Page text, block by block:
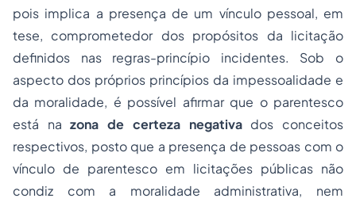
pois implica a presença de um vínculo pessoal, em
tese, comprometedor dos propósitos da licitação
definidos nas regras-princípio incidentes. Sob o
aspecto dos próprios princípios da impessoalidade e
da moralidade, é possível afirmar que o parentesco
está nazona de certeza negativa dos conceitos
respectivos, posto que a presença de pessoas com o
vínculo de parentesco em licitações públicas não
condiz com a moralidade administrativa, nem